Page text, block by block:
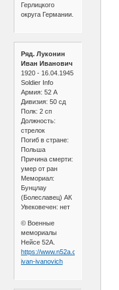
Герлицкого
округа Германии.
Ряд. Луконин
Иван Иванович
1920 - 16.04.1945
Soldier Info
Армия: 52 А
Дивизия: 50 сд
Полк: 2 сп
Должность:
стрелок
Погиб в стране:
Польша
Причина смерти:
умер от ран
Мемориал:
Бунцлау
(Болеславец) АК
Увековечен: нет
© Военные
мемориалы
Нейсе 52А.
https://www.n52a.de/soldat/
ivan-ivanovich